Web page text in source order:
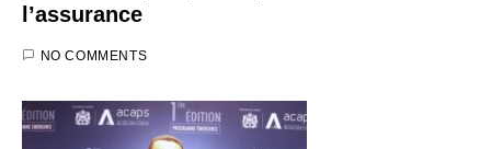
l’assurance
NO COMMENTS